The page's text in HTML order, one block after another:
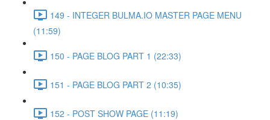
149 - INTEGER BULMA.IO MASTER PAGE MENU
(11:59)
150 - PAGE BLOG PART 1 (22:33)
151 - PAGE BLOG PART 2 (10:35)
152 - POST SHOW PAGE (11:19)